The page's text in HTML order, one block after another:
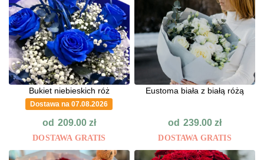
Bukiet niebieskich róż
Dostawa na 07.08.2026
od 209.00 zł
DOSTAWA GRATIS
Eustoma biała z białą różą
od 239.00zł
DOSTAWA GRATIS